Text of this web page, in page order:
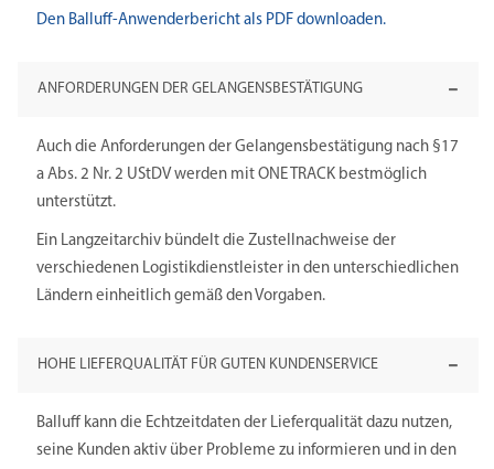
Den Balluff-Anwenderbericht als PDF downloaden.
ANFORDERUNGEN DER GELANGENSBESTÄTIGUNG
Auch die Anforderungen der Gelangensbestätigung nach §17
a Abs. 2 Nr. 2 UStDV werden mit ONE TRACK bestmöglich
unterstützt.
Ein Langzeitarchiv bündelt die Zustellnachweise der
verschiedenen Logistikdienstleister in den unterschiedlichen
Ländern einheitlich gemäß den Vorgaben.
HOHE LIEFERQUALITÄT FÜR GUTEN KUNDENSERVICE
Balluff kann die Echtzeitdaten der Lieferqualität dazu nutzen,
seine Kunden aktiv über Probleme zu informieren und in den